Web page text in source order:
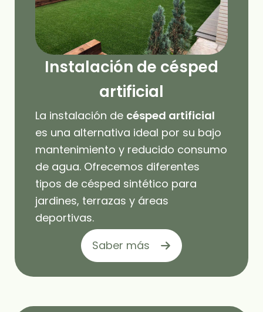
Instalación de césped
artificial
La instalación de césped artificial
es una alternativa ideal por su bajo
mantenimiento y reducido consumo
de agua. Ofrecemos diferentes
tipos de césped sintético para
jardines, terrazas y áreas
deportivas.
Saber más